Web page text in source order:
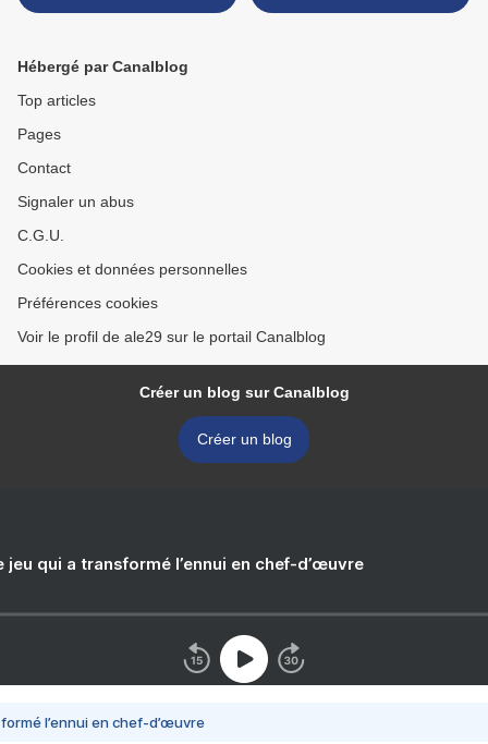
Hébergé par Canalblog
Top articles
Pages
Contact
Signaler un abus
C.G.U.
Cookies et données personnelles
Préférences cookies
Voir le profil de ale29 sur le portail Canalblog
Créer un blog sur Canalblog
Créer un blog
jeu qui a transformé l’ennui en chef-d’œuvre
l’ennui en chef-d’œuvre